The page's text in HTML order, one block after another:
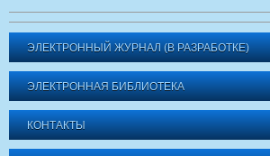
ЭЛЕКТРОННЫЙ ЖУРНАЛ (В РАЗРАБОТКЕ)
ЭЛЕКТРОННАЯ БИБЛИОТЕКА
КОНТАКТЫ